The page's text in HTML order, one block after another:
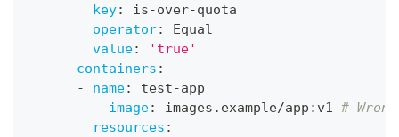
key: is-over-quota
operator:
Equal
value:
'true'
containers :
-
name: test-app
image: images.example/app : v1 #
resources :